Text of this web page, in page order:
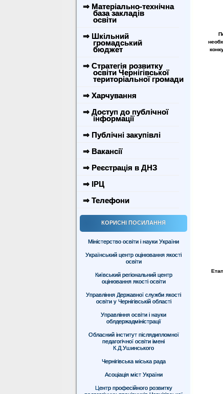
⇒ Матеріально-технічна
база закладів
освіти
⇒ Шкільний
громадський
бюджет
⇒ Стратегія розвитку
освіти Чернігівської
територіальної громади
⇒ Харчування
⇒ Доступ до публічної
інформації
⇒ Публічні закупівлі
⇒ Вакансії
⇒ Реєстрація в ДНЗ
⇒ ІРЦ
⇒ Телефони
КОРИСНІ ПОСИЛАННЯ
Міністерство освіти і науки України
Український центр оцінювання якості
освіти
Київський регіональний центр
оцінювання якості освіти
Управління Державної служби якості
освіти у Чернігівській області
Управління освіти і науки
облдержадміністрації
Обласний інститут післядипломної
педагогічної освіти імені
К.Д.Ушинського
Чернігівська міська рада
Асоціація міст України
Центр професійного розвитку